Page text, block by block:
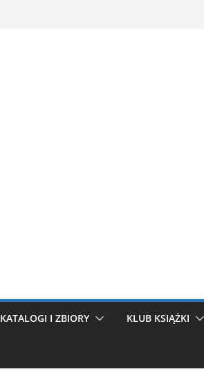
KATALOGI I ZBIORY KLUB KSIĄŻKI